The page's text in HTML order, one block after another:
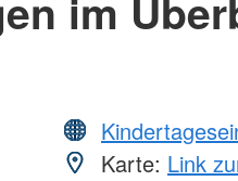
Karte: Link